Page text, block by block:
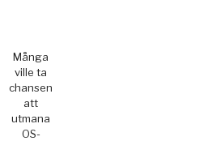
Många
ville ta
chansen
att
utmana
OS-